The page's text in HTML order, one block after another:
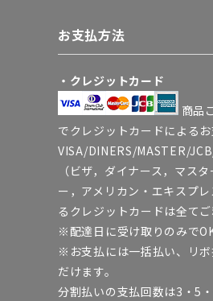
お支払方法
・クレジットカード
商品
でクレジットカードによるお
VISA/DINERS/MASTER/
（ビザ，ダイナース，マス
ー，アメリカン・エキスプ
るクレジットカードは全てご
※配達日に受け取りのみで
※お支払には一括払い、リ
だけます。
分割払いの支払回数は3・5